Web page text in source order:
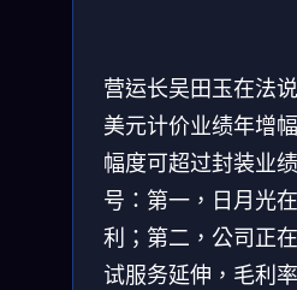
营运长吴田玉在法
美元计价业绩年增
幅度可超过封装业
号：第一，日月光
利；第二，公司正
试服务延伸，毛利